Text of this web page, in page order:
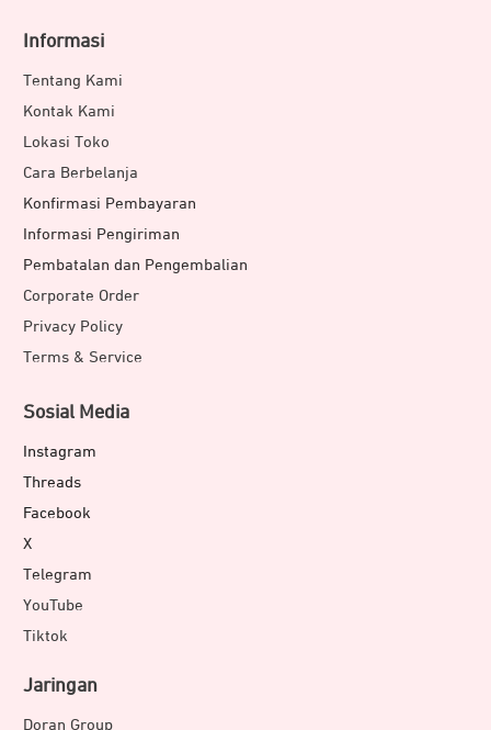
Informasi
Tentang Kami
Kontak Kami
Lokasi Toko
Cara Berbelanja
Konfirmasi Pembayaran
Informasi Pengiriman
Pembatalan dan Pengembalian
Corporate Order
Privacy Policy
Terms & Service
Sosial Media
Instagram
Threads
Facebook
X
Telegram
YouTube
Tiktok
Jaringan
Doran Group